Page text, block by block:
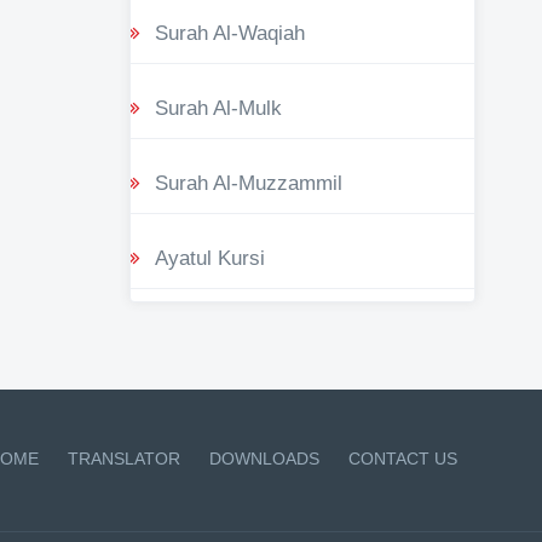
Surah Al-Waqiah
Surah Al-Mulk
Surah Al-Muzzammil
Ayatul Kursi
TRANSLATOR DOWNLOADS CONTACT US